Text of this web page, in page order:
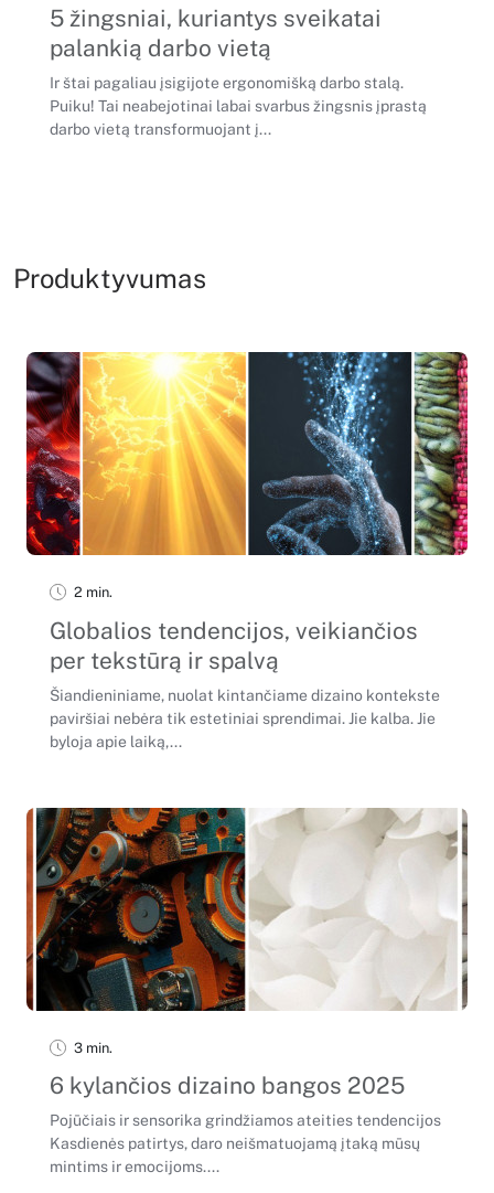
5 žingsniai, kuriantys sveikatai
palankią darbo vietą
Ir štai pagaliau įsigijote ergonomišką darbo stalą.
Puiku! Tai neabejotinai labai svarbus žingsnis įprastą
darbo vietą transformuojant į...
Produktyvumas
2 min.
Globalios tendencijos, veikiančios
per tekstūrą ir spalvą
Šiandieniniame, nuolat kintančiame dizaino kontekste
paviršiai nebėra tik estetiniai sprendimai. Jie kalba. Jie
byloja apie laiką,...
3 min.
6 kylančios dizaino bangos 2025
Pojūčiais ir sensorika grindžiamos ateities tendencijos
Kasdienės patirtys, daro neišmatuojamą įtaką mūsų
mintims ir emocijoms....